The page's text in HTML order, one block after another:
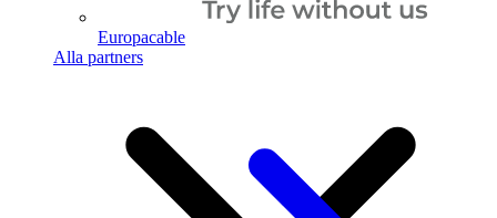
Europacable
Alla partners